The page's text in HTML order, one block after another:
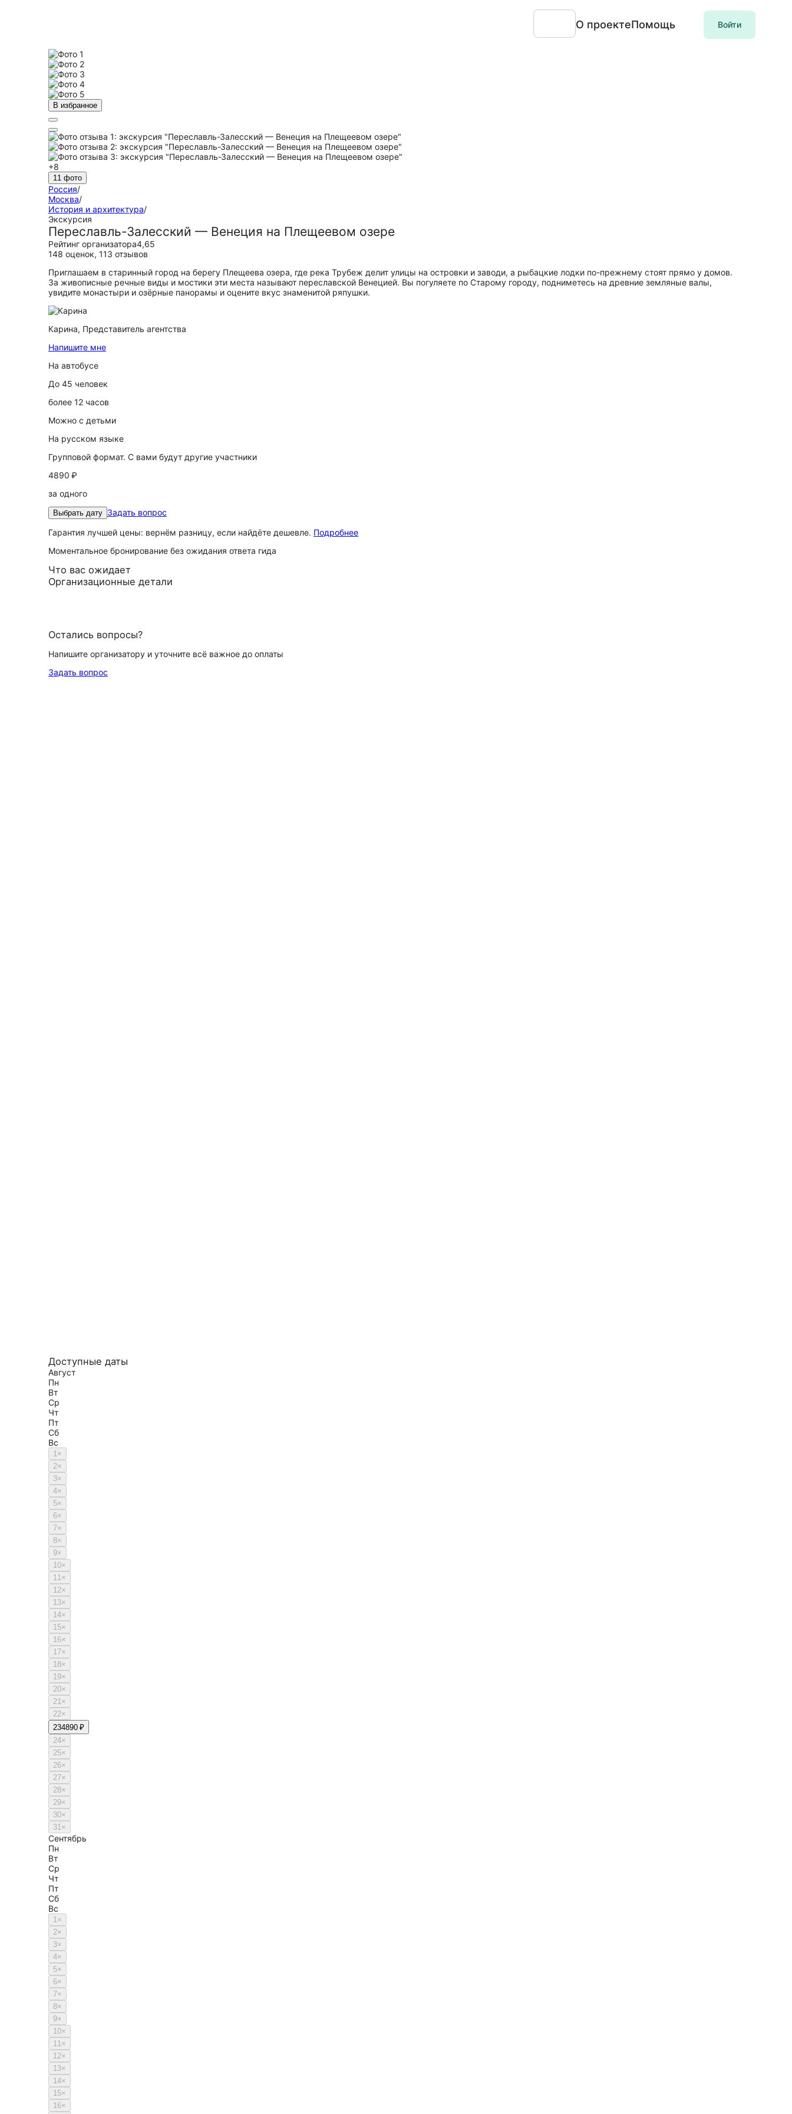
О проектеПомощь Войти
В избранное
+8
11 фото
Россия/
Москва/
История и архитектура/
Экскурсия
Переславль-Залесский — Венеция на Плещеевом озере
Рейтинг организатора4,65
148 оценок, 113 отзывов
Приглашаем в старинный город на берегу Плещеева озера, где река Трубеж делит улицы на островки и заводи, а рыбацкие лодки по-прежнему стоят прямо у домов.
За живописные речные виды и мостики эти места называют переславской Венецией. Вы погуляете по Старому городу, подниметесь на древние земляные валы,
увидите монастыри и озёрные панорамы и оцените вкус знаменитой ряпушки.
Карина, Представитель агентства
Напишите мне
На автобусе
До 45 человек
более 12 часов
Можно с детьми
На русском языке
Групповой формат. С вами будут другие участники
4890 ₽
за одного
Выбрать дату Задать вопрос
Гарантия лучшей цены: вернём разницу, если найдёте дешевле. Подробнее
Моментальное бронирование без ожидания ответа гида
Что вас ожидает
Организационные детали
Остались вопросы?
Напишите организатору и уточните всё важное до оплаты
Задать вопрос
Доступные даты
Август
Пн
Вт
Ср
Чт
Пт
Сб
Вс
1×
2×
3×
4×
5×
6×
7×
8×
9×
10×
11×
12×
13×
14×
15×
16×
17×
18×
19×
20×
21×
22×
234890 ₽
24×
25×
26×
27×
28×
29×
30×
31×
Сентябрь
Пн
Вт
Ср
Чт
Пт
Сб
Вс
1×
2×
3×
4×
5×
6×
7×
8×
9×
10×
11×
12×
13×
14×
15×
16×